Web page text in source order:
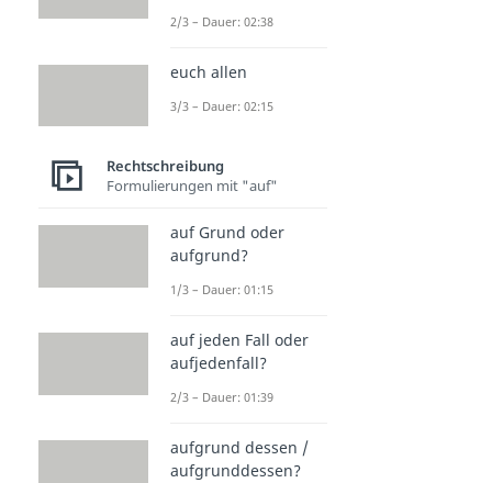
2/3 – Dauer: 02:38
euch allen
3/3 – Dauer: 02:15
Rechtschreibung
Formulierungen mit "auf"
auf Grund oder
aufgrund?
1/3 – Dauer: 01:15
auf jeden Fall oder
aufjedenfall?
2/3 – Dauer: 01:39
aufgrund dessen /
aufgrunddessen?